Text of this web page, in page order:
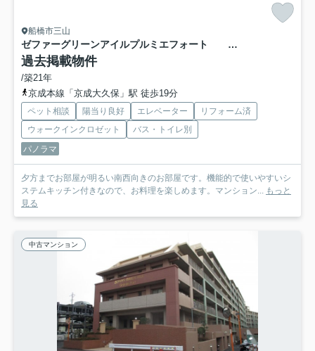
船橋市三山
ゼファーグリーンアイルプルミエフォート ４階部分
過去掲載物件
/築21年
京成本線「京成大久保」駅 徒歩19分
ペット相談 陽当り良好 エレベーター
リフォーム済
ウォークインクロゼット
バス・トイレ別
パノラマ
夕方までお部屋が明るい南西向きのお部屋です。機能的で使いやすいシ
ステムキッチン付きなので、お料理を楽しめます。マンション...
もっと
見る
中古マンション